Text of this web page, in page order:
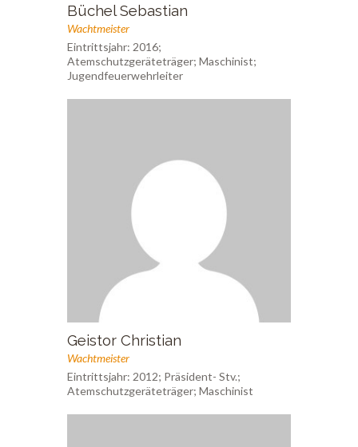
Büchel Sebastian
Wachtmeister
Eintrittsjahr: 2016;
Atemschutzgeräteträger; Maschinist;
Jugendfeuerwehrleiter
Geistor Christian
Wachtmeister
Eintrittsjahr: 2012; Präsident- Stv.;
Atemschutzgeräteträger; Maschinist